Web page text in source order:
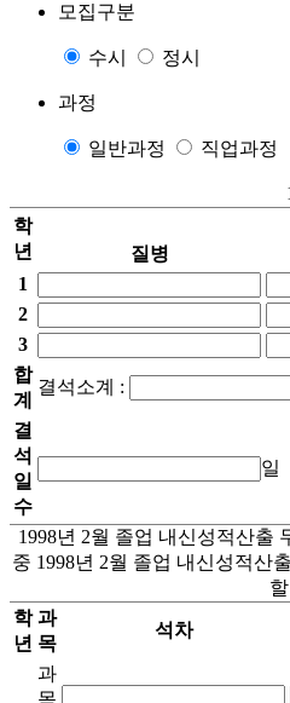
모집구분
수시 정시
과정
일반과정 직업과정
학
년
질병
1
2
3
합
계
결석소계 :
결
석
일
수
일
1998년 2월 졸업 내신성적산출
중 1998년 2월 졸업 내신성적산
학
년
과
목
석차
과
목